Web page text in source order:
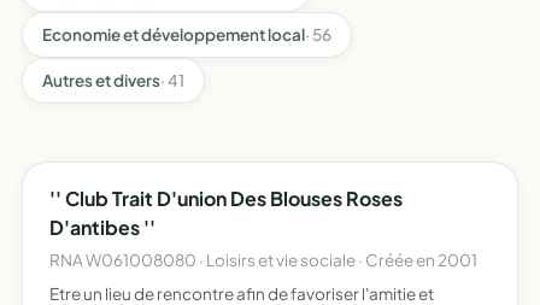
Economie et développement local· 56
Autres et divers· 41
'' Club Trait D'union Des Blouses Roses
D'antibes ''
RNA W061008080 · Loisirs et vie sociale · Créée en 2001
Etre un lieu de rencontre afin de favoriser l'amitie et